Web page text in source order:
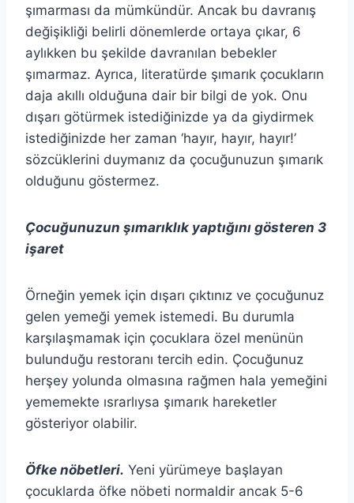
şımarması da mümkündür. Ancak bu davranış
değişikliği belirli dönemlerde ortaya çıkar, 6
aylıkken bu şekilde davranılan bebekler
şımarmaz. Ayrıca, literatürde şımarık çocukların
daja akıllı olduğuna dair bir bilgi de yok. Onu
dışarı götürmek istediğinizde ya da giydirmek
istediğinizde her zaman ‘hayır, hayır, hayır!’
sözcüklerini duymanız da çocuğunuzun şımarık
olduğunu göstermez.
Çocuğunuzun şımarıklık yaptığını gösteren 3
işaret
Örneğin yemek için dışarı çıktınız ve çocuğunuz
gelen yemeği yemek istemedi. Bu durumla
karşılaşmamak için çocuklara özel menünün
bulunduğu restoranı tercih edin. Çocuğunuz
herşey yolunda olmasına rağmen hala yemeğini
yememekte ısrarlıysa şımarık hareketler
gösteriyor olabilir.
Öfke nöbetleri. Yeni yürümeye başlayan
çocuklarda öfke nöbeti normaldir ancak 5-6